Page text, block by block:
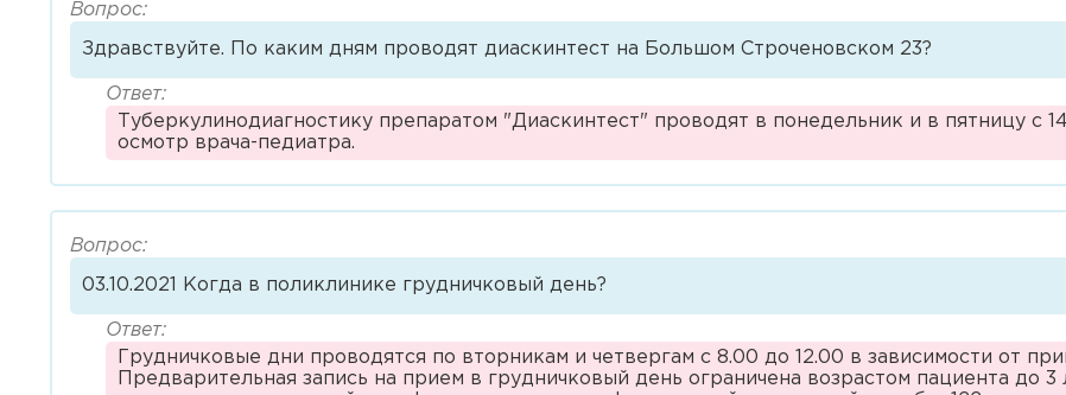
Вопрос:
Здравствуйте. По каким дням проводят диаскинтест на Большом Строченовском 23?
Ответ:
Туберкулинодиагностику препаратом "Диаскинтест" проводят в понедельник и в пятницу с
осмотр врача-педиатра.
Вопрос:
03.10.2021 Когда в поликлинике грудничковый день?
Ответ:
Грудничковые дни проводятся по вторникам и четвергам с 8.00 до 12.00 в зависимости от
Предварительная запись на прием в грудничковый день ограничена возрастом пациента до
Александровна
Бородина Светлана Николаевна
Бурмистрова Лина Романовна
(медбрат)
Главный врач
Заведующий кабинетом
врач-методист
диагностическим отделением -
детской хирургии